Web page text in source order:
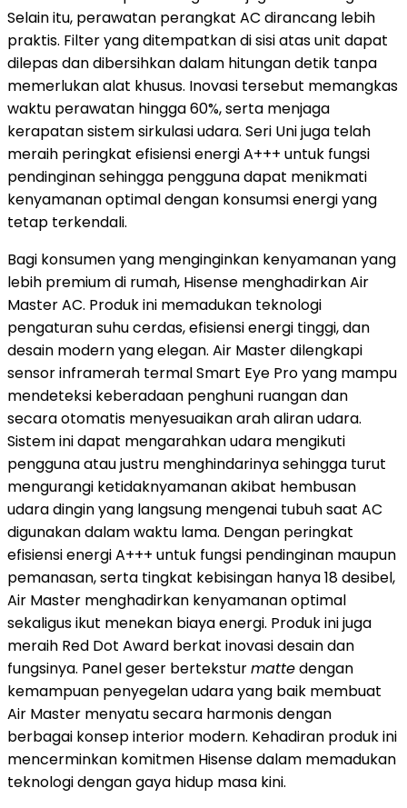
Selain itu, perawatan perangkat AC dirancang lebih
praktis. Filter yang ditempatkan di sisi atas unit dapat
dilepas dan dibersihkan dalam hitungan detik tanpa
memerlukan alat khusus. Inovasi tersebut memangkas
waktu perawatan hingga 60%, serta menjaga
kerapatan sistem sirkulasi udara. Seri Uni juga telah
meraih peringkat efisiensi energi A+++ untuk fungsi
pendinginan sehingga pengguna dapat menikmati
kenyamanan optimal dengan konsumsi energi yang
tetap terkendali.
Bagi konsumen yang menginginkan kenyamanan yang
lebih premium di rumah, Hisense menghadirkan Air
Master AC. Produk ini memadukan teknologi
pengaturan suhu cerdas, efisiensi energi tinggi, dan
desain modern yang elegan. Air Master dilengkapi
sensor inframerah termal Smart Eye Pro yang mampu
mendeteksi keberadaan penghuni ruangan dan
secara otomatis menyesuaikan arah aliran udara.
Sistem ini dapat mengarahkan udara mengikuti
pengguna atau justru menghindarinya sehingga turut
mengurangi ketidaknyamanan akibat hembusan
udara dingin yang langsung mengenai tubuh saat AC
digunakan dalam waktu lama. Dengan peringkat
efisiensi energi A+++ untuk fungsi pendinginan maupun
pemanasan, serta tingkat kebisingan hanya 18 desibel,
Air Master menghadirkan kenyamanan optimal
sekaligus ikut menekan biaya energi. Produk ini juga
meraih Red Dot Award berkat inovasi desain dan
fungsinya. Panel geser berteksturmattedengan
kemampuan penyegelan udara yang baik membuat
Air Master menyatu secara harmonis dengan
berbagai konsep interior modern. Kehadiran produk ini
mencerminkan komitmen Hisense dalam memadukan
teknologi dengan gaya hidup masa kini.